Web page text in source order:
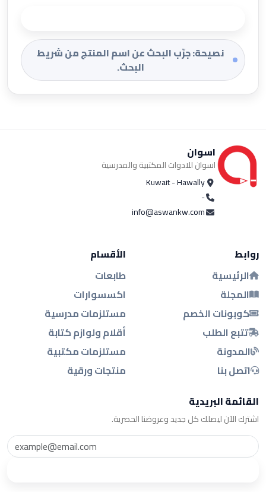
نصيحة: جرّب البحث عن اسم المنتج من شريط
البحث.
اسوان
اسوان للادوات المكتبية والمدرسية
Kuwait - Hawally
-
info@aswankw.com
روابط
الرئيسية
المجلة
كوبونات الخصم
تتبع الطلب
المدونة
اتصل بنا
الأقسام
طابعات
اكسسوارات
مستلزمات مدرسية
أقلام ولوازم كتابة
مستلزمات مكتبية
منتجات ورقية
القائمة البريدية
اشترك الآن ليصلك كل جديد وعروضنا الحصرية.